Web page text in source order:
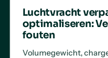
Luchtvracht
optimaliseren:
fouten
Volumegewicht,